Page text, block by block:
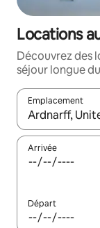
Locations
Découvrez des
séjour longue
Emplacement
Quand les
Arrivée
Départ